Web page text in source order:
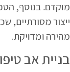
מוקדם. בנוסף,
ייצור מסורתיים,
מהירה ומדויקת.
בניית אב